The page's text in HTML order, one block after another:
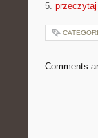
5. przeczytaj
Comments